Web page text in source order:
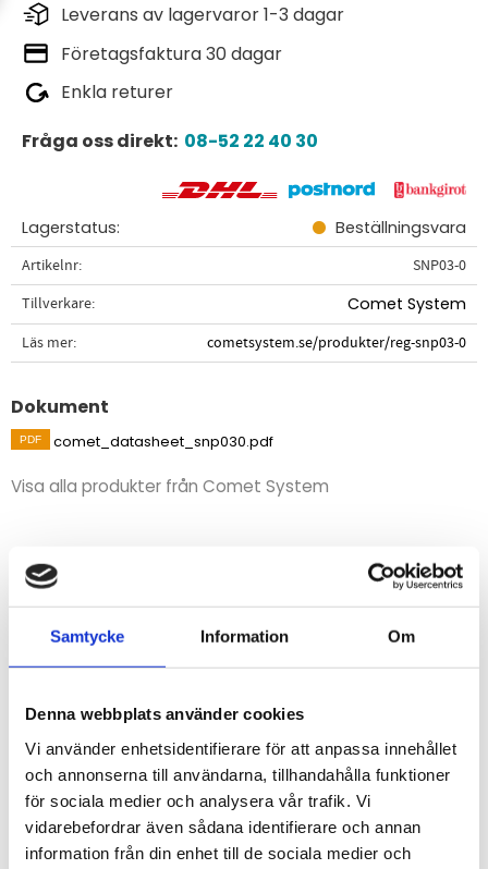
Samtycke Information Om
Denna webbplats använder cookies
Vi använder enhetsidentifierare för att anpassa innehållet
och annonserna till användarna, tillhandahålla funktioner
för sociala medier och analysera vår trafik. Vi
vidarebefordrar även sådana identifierare och annan
information från din enhet till de sociala medier och
Leverans av lagervaror 1-3 dagar
Företagsfaktura 30 dagar
Enkla returer
Fråga oss direkt: 08-52 22 40 30
Lagerstatus Beställningsvara
Artikelnr
SNP03-0
Tillverkare
Comet System
Läs mer cometsystem.se/produkter/reg-snp03-0
Dokument
comet_datasheet_snp030.pdf
Visa alla produkter från Comet System
-65 till +200°C, dubbelisolerad
änden skalad för plintanslutning.
För dataloggrar/mätsystem i serien MS.
STÄLL EN FRÅGA OM PRODUKTEN
Omdömen